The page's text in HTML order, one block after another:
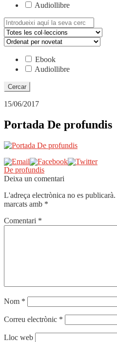
Audiollibre
Cerca:
Ebook
Audiollibre
15/06/2017
Portada De profundis
Navegació
d'entrades
Entrada
anterior:
De profundis
Deixa un comentari
L'adreça electrònica no es publicarà.
marcats amb *
Comentari *
Nom *
Correu electrònic *
Lloc web